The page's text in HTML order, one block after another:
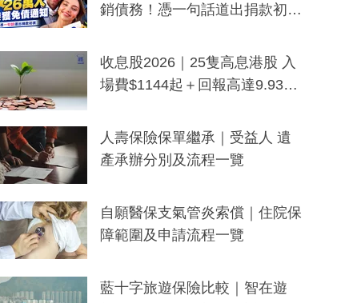
銷債務！憑一句話道出捐款初
一度被誤當詐騙手段
收息股2026｜25隻高息港股 入
場費$1144起＋回報高達9.93
人壽保險保單繼承｜受益人 遺
產承辦分別及流程一覽
自願醫保支氣管炎索償｜住院保
障範圍及申請流程一覽
藍十字旅遊保險比較｜智在遊